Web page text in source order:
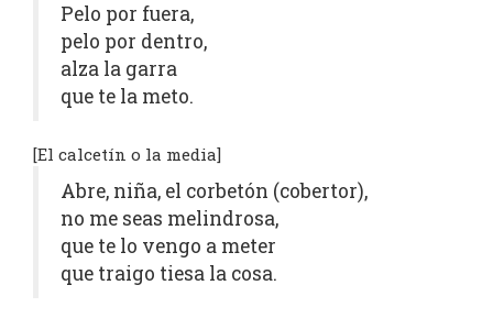
Pelo por fuera,
pelo por dentro,
alza la garra
que te la meto.
[El calcetín o la media]
Abre, niña, el corbetón (cobertor),
no me seas melindrosa,
que te lo vengo a meter
que traigo tiesa la cosa.